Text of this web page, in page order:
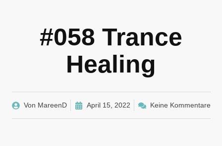
#058 Trance
Healing
Von MareenD April 15, 2022 Keine Kommentare